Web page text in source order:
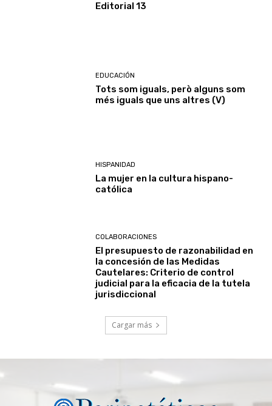
Editorial 13
EDUCACIÓN
Tots som iguals, però alguns som
més iguals que uns altres (V)
HISPANIDAD
La mujer en la cultura hispano-
católica
COLABORACIONES
El presupuesto de razonabilidad en
la concesión de las Medidas
Cautelares: Criterio de control
judicial para la eficacia de la tutela
jurisdiccional
Cargar más